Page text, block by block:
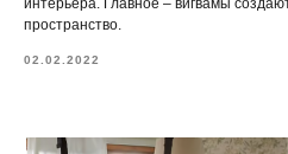
пространство.
02.02.2022